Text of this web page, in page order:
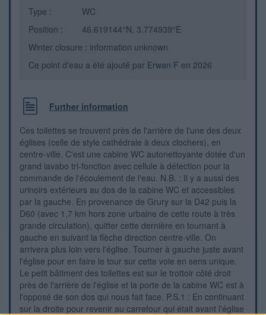
Type :
WC
Position :
46.619144°N, 3.774939°E
Winter closure : information unknown
Ce point d'eau a été ajouté par Erwan F en 2026
Further information
Ces toilettes se trouvent près de l'arrière de l'une des deux
églises (celle de style cathédrale à deux clochers), en
centre-ville. C'est une cabine WC autonettoyante dotée d'un
grand lavabo tri-fonction avec cellule à détection pour la
commande de l'écoulement de l'eau. N.B. : Il y a aussi des
urinoirs extérieurs au dos de la cabine WC et accessibles
par la gauche. En provenance de Grury sur la D42 puis la
D60 (avec 1,7 km hors zone urbaine de cette route à très
grande circulation), quitter cette dernière en tournant à
gauche en suivant la flèche direction centre-ville. On
arrivera plus loin vers l'église. Tourner à gauche juste avant
l'église pour en faire le tour sur cette voie en sens unique.
Le petit bâtiment des toilettes est sur le trottoir côté droit
près de l'arrière de l'église et la porte de la cabine WC est à
l'opposé de son dos qui nous fait face. P.S.1 : En continuant
sur la droite pour revenir au carrefour qui était avant l'église